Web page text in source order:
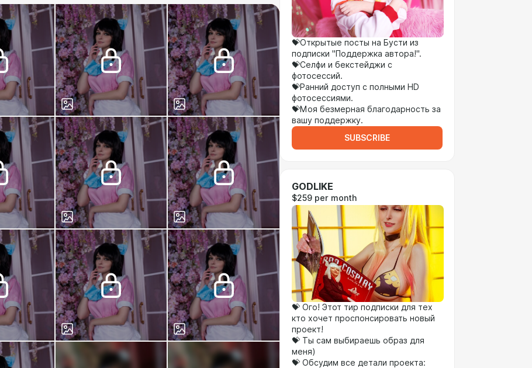
💝Открытые посты на Бусти из
подписки "Поддержка автора!".
💝Селфи и бекстейджи с
фотосессий.
💝Ранний доступ с полными HD
фотосессиями.
💝Моя безмерная благодарность за
вашу поддержку.
SUBSCRIBE
GODLIKE
$259 per month
💝 Ого! Этот тир подписки для тех
кто хочет проспонсировать новый
проект!
💝 Ты сам выбираешь образ для
меня)
💝 Обсудим все детали проекта: